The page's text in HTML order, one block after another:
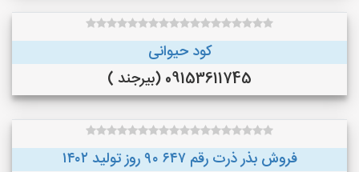
کود حیوانی
09153611745 (بیرجند )
فروش بذر ذرت رقم ۶۴۷ ۹۰ روز تولید ۱۴۰۲